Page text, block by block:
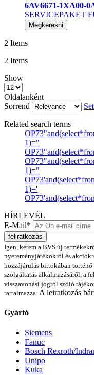
6AV6671-1XA00-
SERVICEPAKET
Megkeresni
2 Items
2 Items
Show
Oldalanként
Sorrend
Related search terms
1)="
1)="
1)='
HÍRLEVÉL
E-Mail*
feliratkozás
Igen, kérem a BVS új
nyereményjátékokról és
hozzájárulás birtokában
szolgáltatás alkalmazásáról, a
visszavonási jogról szóló
tartalmazza. A leiratkozás
Gyártó
Siemens
Fanuc
Bosch Rexroth/
Unipo
Kuka